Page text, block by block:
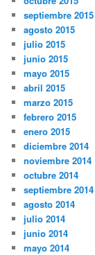
septiembre 2015
agosto 2015
julio 2015
junio 2015
mayo 2015
abril 2015
marzo 2015
febrero 2015
enero 2015
diciembre 2014
noviembre 2014
octubre 2014
septiembre 2014
agosto 2014
julio 2014
junio 2014
mayo 2014